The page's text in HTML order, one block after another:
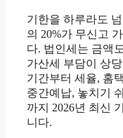
기한을 하루라도
의 20%가 무신고
다. 법인세는 금액
가산세 부담이 상
기간부터 세율, 홈
중간예납, 놓치기
까지 2026년 최신
니다.